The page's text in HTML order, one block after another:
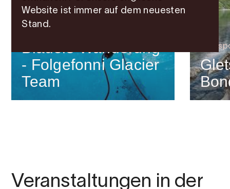
Blaueis-Wanderung
- Folgefonni Glacier
Team
Veranstaltungen in der
Website ist immer auf dem neuesten
Stand.